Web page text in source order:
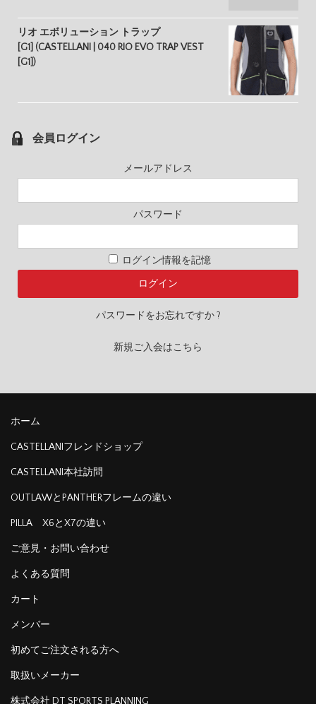
リオ エボリューション トラップ
[G1] (CASTELLANI | 040 RIO EVO TRAP VEST
[G1])
会員ログイン
メールアドレス
パスワード
ログイン情報を記憶
パスワードをお忘れですか ?
新規ご入会はこちら
ホーム
CASTELLANIフレンドショップ
CASTELLANI本社訪問
OUTLAWとPANTHERフレームの違い
PILLA X6とX7の違い
ご意見・お問い合わせ
よくある質問
カート
メンバー
初めてご注文される方へ
取扱いメーカー
株式会社 DT SPORTS PLANNING